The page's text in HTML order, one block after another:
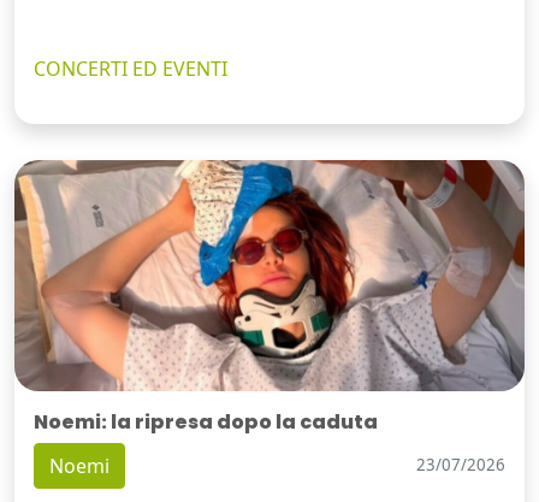
CONCERTI ED EVENTI
Noemi: la ripresa dopo la caduta
Noemi 23/07/2026